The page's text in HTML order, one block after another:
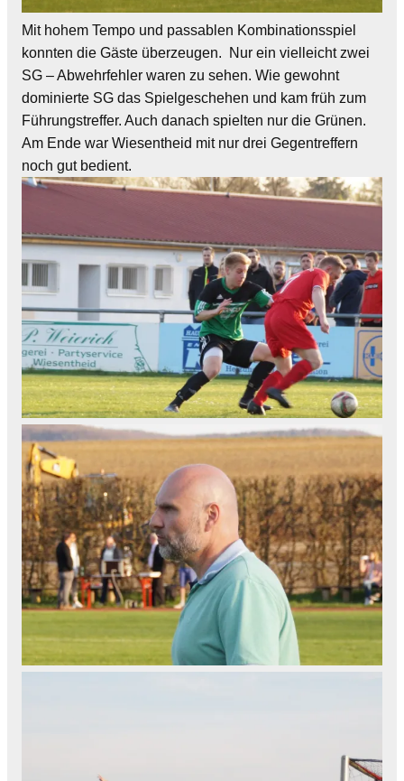
Mit hohem Tempo und passablen Kombinationsspiel
konnten die Gäste überzeugen. Nur ein vielleicht zwei
SG – Abwehrfehler waren zu sehen. Wie gewohnt
dominierte SG das Spielgeschehen und kam früh zum
Führungstreffer. Auch danach spielten nur die Grünen.
Am Ende war Wiesentheid mit nur drei Gegentreffern
noch gut bedient.